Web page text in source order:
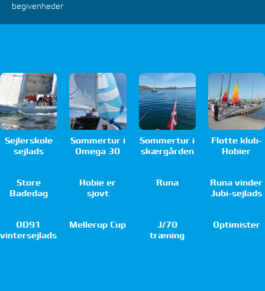
begivenheder
Sejlerskole
sejlads
Sommertur i
Omega 30
Sommertur i
skærgården
Flotte klub-
Hobier
Store
Badedag
Hobie er
sjovt
Runa
Runa vinder
Jubi-sejlads
OD91
vintersejlads
Mellerup Cup
J/70
træning
Optimister